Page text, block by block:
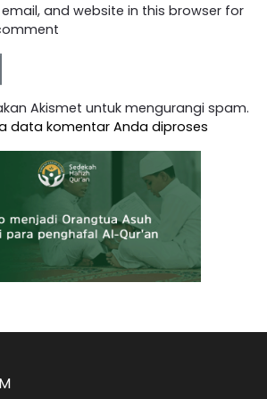
and website in this browser for
Akismet untuk mengurangi spam.
data komentar Anda diproses